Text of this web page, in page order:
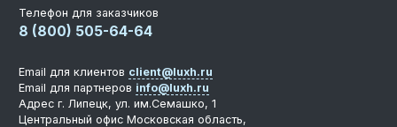
Телефон для заказчиков
8 (800) 505-64-64
Email для клиентов client@luxh.ru
Email для партнеров info@luxh.ru
Адрес г. Липецк, ул. им.Семашко, 1
Центральный офис Московская область,